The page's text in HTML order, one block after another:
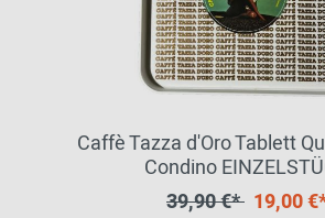
Caffè Tazza d'Oro Tablett
Condino
39,90 €* 19,00